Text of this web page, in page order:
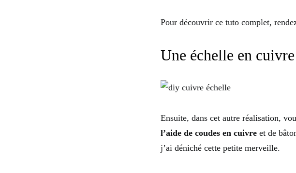
Pour découvrir ce tuto complet,
Une échelle en
Ensuite, dans cet autre réalisation,
l’aide de coudes en cuivre et de
j’ai déniché cette petite merveille.